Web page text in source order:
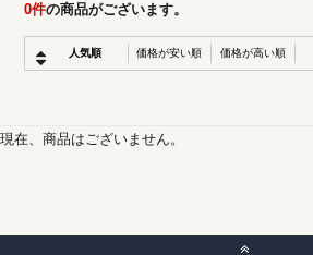
0件の商品がございます。
人気順 価格が安い順 価格が高い順
現在、商品はございません。